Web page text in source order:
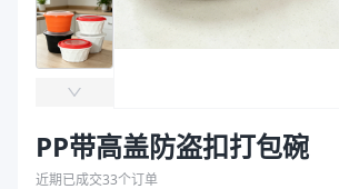
PP带高盖防盗扣打包碗
近期已成交33个订单